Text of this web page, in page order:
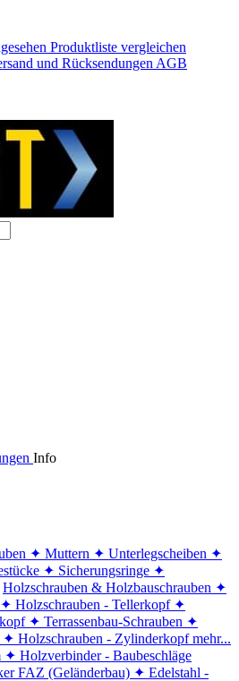
Produktliste vergleichen
und Rücksendungen AGB
Info
✦ Muttern ✦ Unterlegscheiben ✦
✦ Sicherungsringe ✦
Holzschrauben & Holzbauschrauben ✦
✦ Holzschrauben - Tellerkopf ✦
✦ Terrassenbau-Schrauben ✦
✦ Holzschrauben - Zylinderkopf mehr...
✦ Holzverbinder - Baubeschläge
FAZ (Geländerbau) ✦ Edelstahl -